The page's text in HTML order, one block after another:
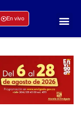
En vivo